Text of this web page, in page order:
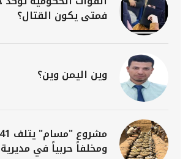
فمتى يكون القتال؟
وين اليمن وين؟
ومخلفاً حربياً في